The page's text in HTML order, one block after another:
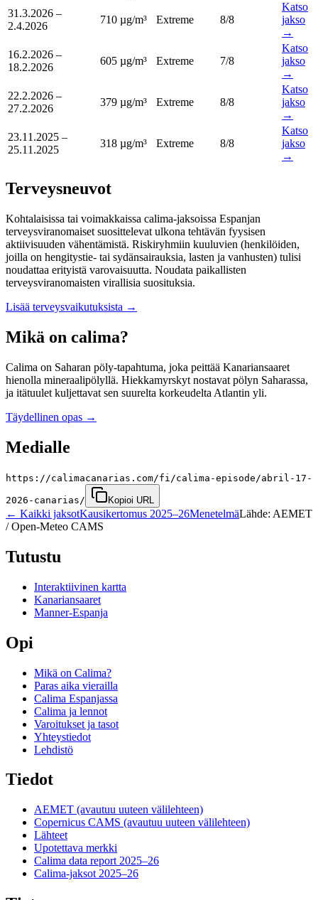
31.3.2026 –
2.4.2026
710 µg/m³ Extreme 8/8
Katso
jakso
→
16.2.2026 –
18.2.2026
605 µg/m³ Extreme 7/8
Katso
jakso
→
22.2.2026 –
27.2.2026
379 µg/m³ Extreme 8/8
Katso
jakso
→
23.11.2025 –
25.11.2025
318 µg/m³ Extreme 8/8
Katso
jakso
→
Terveysneuvot
Kohtalaisissa tai voimakkaissa calima-jaksoissa Espanjan
terveysviranomaiset suosittelevat ulkona tehtävän fyysisen
aktiivisuuden vähentämistä. Riskiryhmiin kuuluvien (henkilöiden,
joilla on hengitystie- tai sydänsairauksia, lasten ja vanhusten) tulisi
noudattaa erityistä varovaisuutta. Noudata paikallisten
terveysviranomaisten virallisia suosituksia.
Lisää terveysvaikutuksista →
Mikä on calima?
Calima on Saharan pöly-tapahtuma, joka peittää Kanariansaaret
hienolla mineraalipölyllä. Hiekkamyrskyt nostavat pölyn Saharassa,
ja itätuulet kuljettavat sen suurelta korkeudelta Atlantin yli.
Täydellinen opas →
Medialle
https://calimacanarias.com/fi/calima-episode/abril-17-
2026-canarias/ Kopioi URL
← Kaikki jaksotKausikertomus 2025–26MenetelmäLähde: AEMET
/ Open-Meteo CAMS
Tutustu
Interaktiivinen kartta
Kanariansaaret
Manner-Espanja
Opi
Mikä on Calima?
Paras aika vierailla
Calima Espanjassa
Calima ja lennot
Varoitukset ja tasot
Yhteystiedot
Lehdistö
Tiedot
AEMET (avautuu uuteen välilehteen)
Copernicus CAMS (avautuu uuteen välilehteen)
Lähteet
Upotettava merkki
Calima data report 2025–26
Calima-jaksot 2025–26